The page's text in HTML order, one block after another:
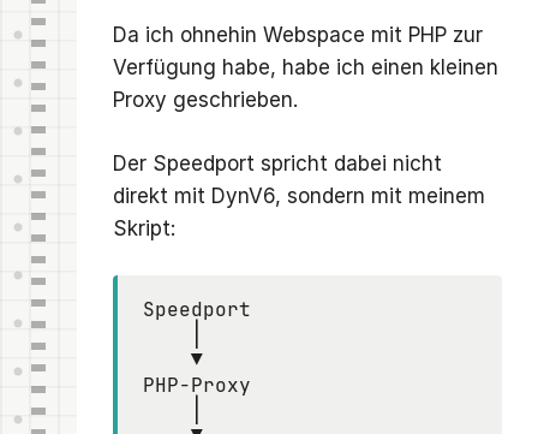
Da ich ohnehin Webspace mit PHP zur
Verfügung habe, habe ich einen kleinen
Proxy geschrieben.
Der Speedport spricht dabei nicht
direkt mit DynV6, sondern mit meinem
Skript:
Speedport
PHP-Proxy